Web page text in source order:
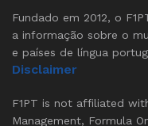
Fundado em 2012, o
a informação sobre o
e países de língua
Disclaimer
F1PT is not affiliated
Management, Formula